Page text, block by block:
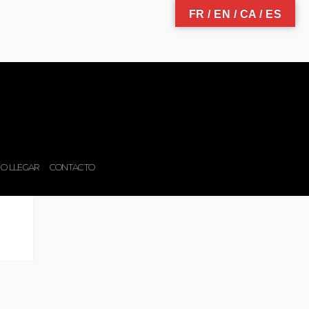
LLEGAR CONTACTO
FR / EN / CA / ES